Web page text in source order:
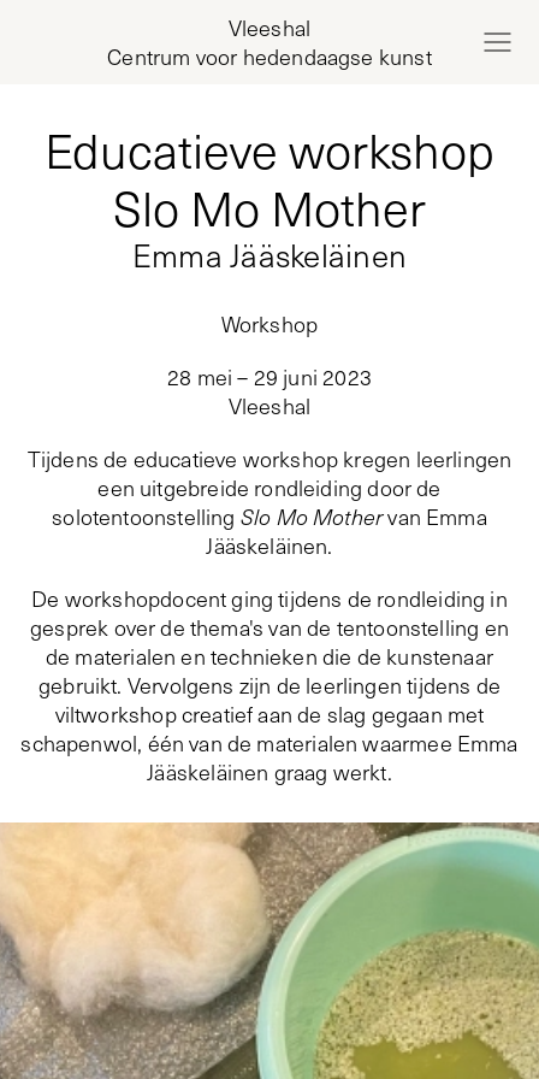
Vleeshal
Centrum voor hedendaagse kunst
Educatieve workshop
Slo Mo Mother
Emma Jääskeläinen
Workshop
28 mei – 29 juni 2023
Vleeshal
Tijdens de educatieve workshop kregen leerlingen
een uitgebreide rondleiding door de
solotentoonstelling Slo Mo Mothervan Emma
Jääskeläinen.
De workshopdocent ging tijdens de rondleiding in
gesprek over de thema's van de tentoonstelling en
de materialen en technieken die de kunstenaar
gebruikt. Vervolgens zijn de leerlingen tijdens de
viltworkshop creatief aan de slag gegaan met
schapenwol, één van de materialen waarmee Emma
Jääskeläinen graag werkt.